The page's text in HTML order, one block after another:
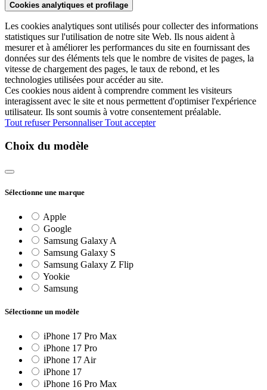
Cookies analytiques et profilage
Les cookies analytiques sont utilisés pour collecter des informations
statistiques sur l'utilisation de notre site Web. Ils nous aident à
mesurer et à améliorer les performances du site en fournissant des
données sur des éléments tels que le nombre de visites de pages, la
vitesse de chargement des pages, le taux de rebond, et les
technologies utilisées pour accéder au site.
Ces cookies nous aident à comprendre comment les visiteurs
interagissent avec le site et nous permettent d'optimiser l'expérience
utilisateur. Ils sont soumis à votre consentement préalable.
Tout refuserPersonnaliserTout accepter
Choix du modèle
Sélectionne une marque
Apple
Google
Samsung Galaxy A
Samsung Galaxy S
Samsung Galaxy Z Flip
Yookie
Samsung
Sélectionne un modèle
iPhone 17 Pro Max
iPhone 17 Pro
iPhone 17 Air
iPhone 17
iPhone 16 Pro Max